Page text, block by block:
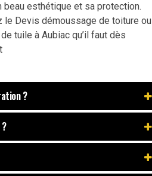
beau esthétique et sa protection.
le Devis démoussage de toiture ou
tuile à Aubiac qu’il faut dès
?